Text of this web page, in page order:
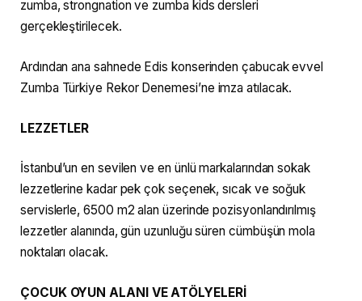
zumba, strongnation ve zumba kids dersleri
gerçekleştirilecek.
Ardından ana sahnede Edis konserinden çabucak evvel
Zumba Türkiye Rekor Denemesi’ne imza atılacak.
LEZZETLER
İstanbul’un en sevilen ve en ünlü markalarından sokak
lezzetlerine kadar pek çok seçenek, sıcak ve soğuk
servislerle, 6500 m2 alan üzerinde pozisyonlandırılmış
lezzetler alanında, gün uzunluğu süren cümbüşün mola
noktaları olacak.
ÇOCUK OYUN ALANI VE ATÖLYELERİ